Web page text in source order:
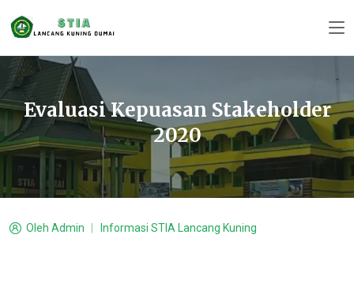
Evaluasi Kepuasan Stakeholder
2020
Oleh Admin Informasi STIA Lancang Kuning